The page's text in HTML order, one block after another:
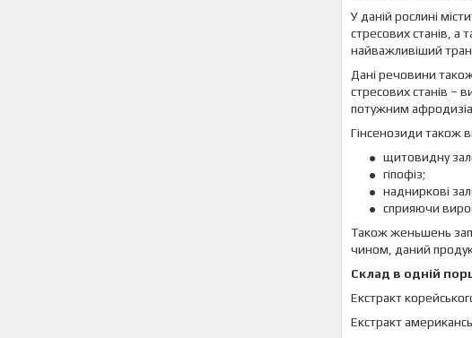
У даній рослині
стресових станів, а
найважливіший
Дані речовини
стресових станів –
потужним
Гінсенозиди також
щитовидну
гіпофіз;
надниркові
сприяючи
Також женьшень
чином, даний
Склад в одній
Екстракт
Екстракт